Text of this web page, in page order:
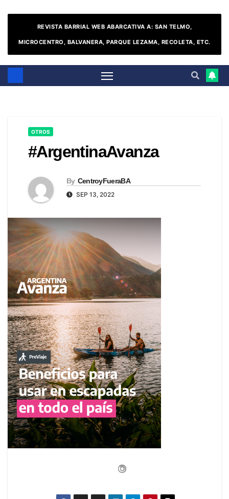
REVISTA BARRIAL WEB ABARCATIVA A: SAN TELMO,
MICROCENTRO, BALVANERA, PARQUE LEZAMA, RECOLETA, ETC.
OTROS
#ArgentinaAvanza
By CentroyFueraBA
SEP 13, 2022